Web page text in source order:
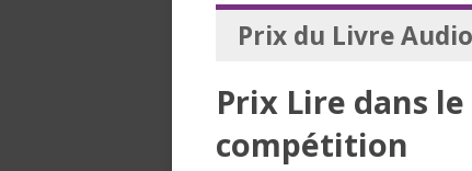
Prix du Livre Audio
Prix Lire dans
compétition